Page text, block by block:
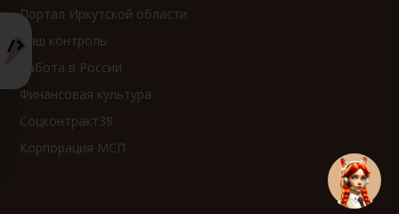
Портал Иркутской области
Ваш контроль
Работа в России
Финансовая культура
Соцконтракт38
Корпорация МСП